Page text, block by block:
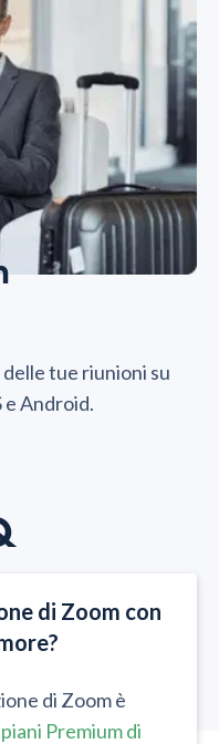
tue riunioni su
e Android.
di Zoom con
di Zoom è
piani Premium di